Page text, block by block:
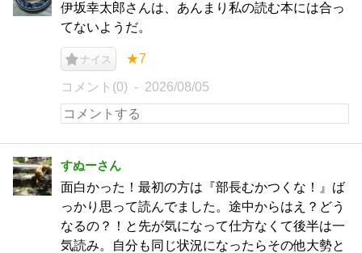
伊坂幸太郎さんは、あんまり私の読む本には合っ
てないようだ。
ナイス ★7
コメント(0) 2026/08/05
すぬーさん
面白かった！最初の方は『部長むかつくな！』ば
っかり思って読んでました。途中からはえ？どう
なるの？！と先が気になって仕方なくて後半は一
気読み。自分も同じ状況になったらその他大勢と